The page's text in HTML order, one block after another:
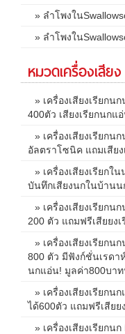
» ลำโพงใน
» ลำโพงใน
หมวดเครื่องเสียง
» เครื่องเสียงเรียกน
400ตัว เสียงเรียกนกแ
» เครื่องเสียงเรียกน
อัลตราโซนิค แถมเสีย
» เครื่องเสียงเรียกใ
บันทึกเสียงนกในบ้านน
» เครื่องเสียงเรียกน
200 ตัว แถมฟรีเสียยง
» เครื่องเสียงเรียกน
800 ตัว มีฟังก์ชั่นเรดา
นกแอ่น! มูลค่า800บาท
» เครื่องเสียงเรียกน
ได้600ตัว แถมฟรีเสียย
» เครื่องเสียงเรียกน